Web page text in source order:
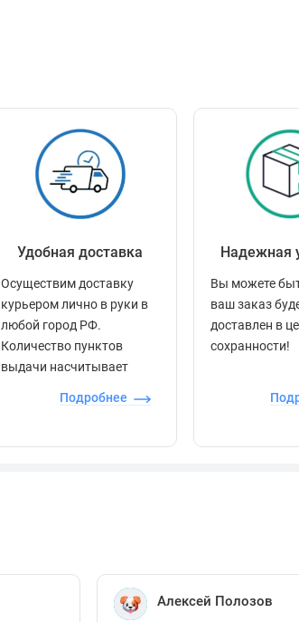
Удобная доставка
Осуществим доставку
курьером лично в руки в
любой город РФ.
Количество пунктов
выдачи насчитывает
всей стране.
Подробнее
Надежная
Вы можете
ваш заказ
доставлен в
сохранности!
Алексей Полозов